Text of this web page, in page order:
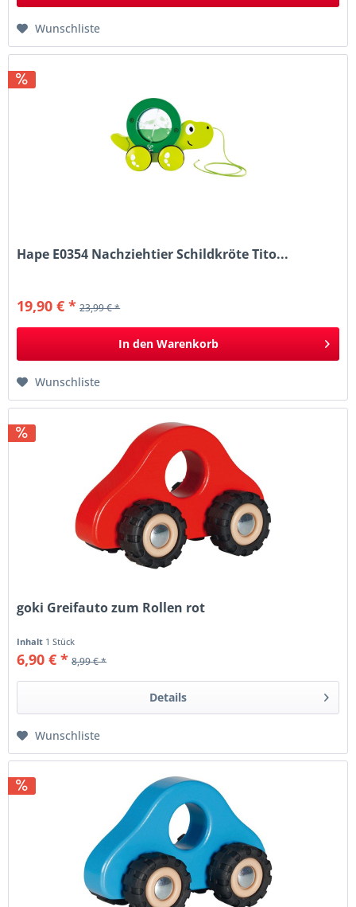
Wunschliste
Hape E0354 Nachziehtier Schildkröte Tito...
19,90 € * 23,99 € *
In den Warenkorb
Wunschliste
goki Greifauto zum Rollen rot
Inhalt 1 Stück
6,90 € * 8,99 € *
Details
Wunschliste